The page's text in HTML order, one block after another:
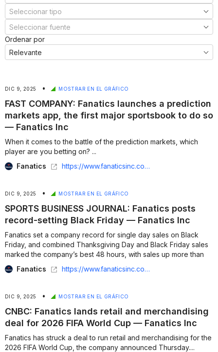
Ordenar por
DIC 9, 2025 • MOSTRAR EN EL GRÁFICO
FAST COMPANY: Fanatics launches a prediction
markets app, the first major sportsbook to do so
— Fanatics Inc
When it comes to the battle of the prediction markets, which
player are you betting on? ...
Fanatics
https://www.fanaticsinc.com/news/fast-company-fanatics-launches-a-prediction-markets-app-the-first-major-sportsbook-to-do-so
DIC 9, 2025 • MOSTRAR EN EL GRÁFICO
SPORTS BUSINESS JOURNAL: Fanatics posts
record-setting Black Friday — Fanatics Inc
Fanatics set a company record for single day sales on Black
Friday, and combined Thanksgiving Day and Black Friday sales
marked the company’s best 48 hours, with sales up more than
20% year-over-year on those days....
Fanatics https://www.fanaticsinc.com/news/sports-business-journal-fanatics-posts-record-setting-black-friday
DIC 9, 2025 • MOSTRAR EN EL GRÁFICO
CNBC: Fanatics lands retail and merchandising
deal for 2026 FIFA World Cup — Fanatics Inc
Fanatics has struck a deal to run retail and merchandising for the
2026 FIFA World Cup, the company announced Thursday....